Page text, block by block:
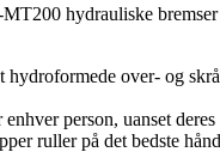
hydrauliske
over- og
person, uanset
ruller på det bedste